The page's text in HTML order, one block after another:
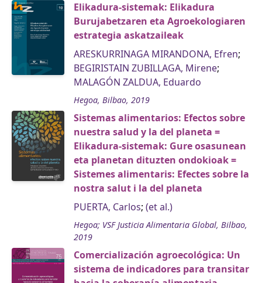
Elikadura-sistemak: Elikadura
Burujabetzaren eta Agroekologiaren
estrategia askatzaileak
ARESKURRINAGA MIRANDONA, Efren;
BEGIRISTAIN ZUBILLAGA, Mirene;
MALAGÓN ZALDUA, Eduardo
Hegoa, Bilbao, 2019
Sistemas alimentarios: Efectos sobre
nuestra salud y la del planeta =
Elikadura-sistemak: Gure osasunean
eta planetan dituzten ondokioak =
Sistemes alimentaris: Efectes sobre la
nostra salut i la del planeta
PUERTA, Carlos; (et al.)
Hegoa; VSF Justicia Alimentaria Global, Bilbao,
2019
Comercialización agroecológica: Un
sistema de indicadores para transitar